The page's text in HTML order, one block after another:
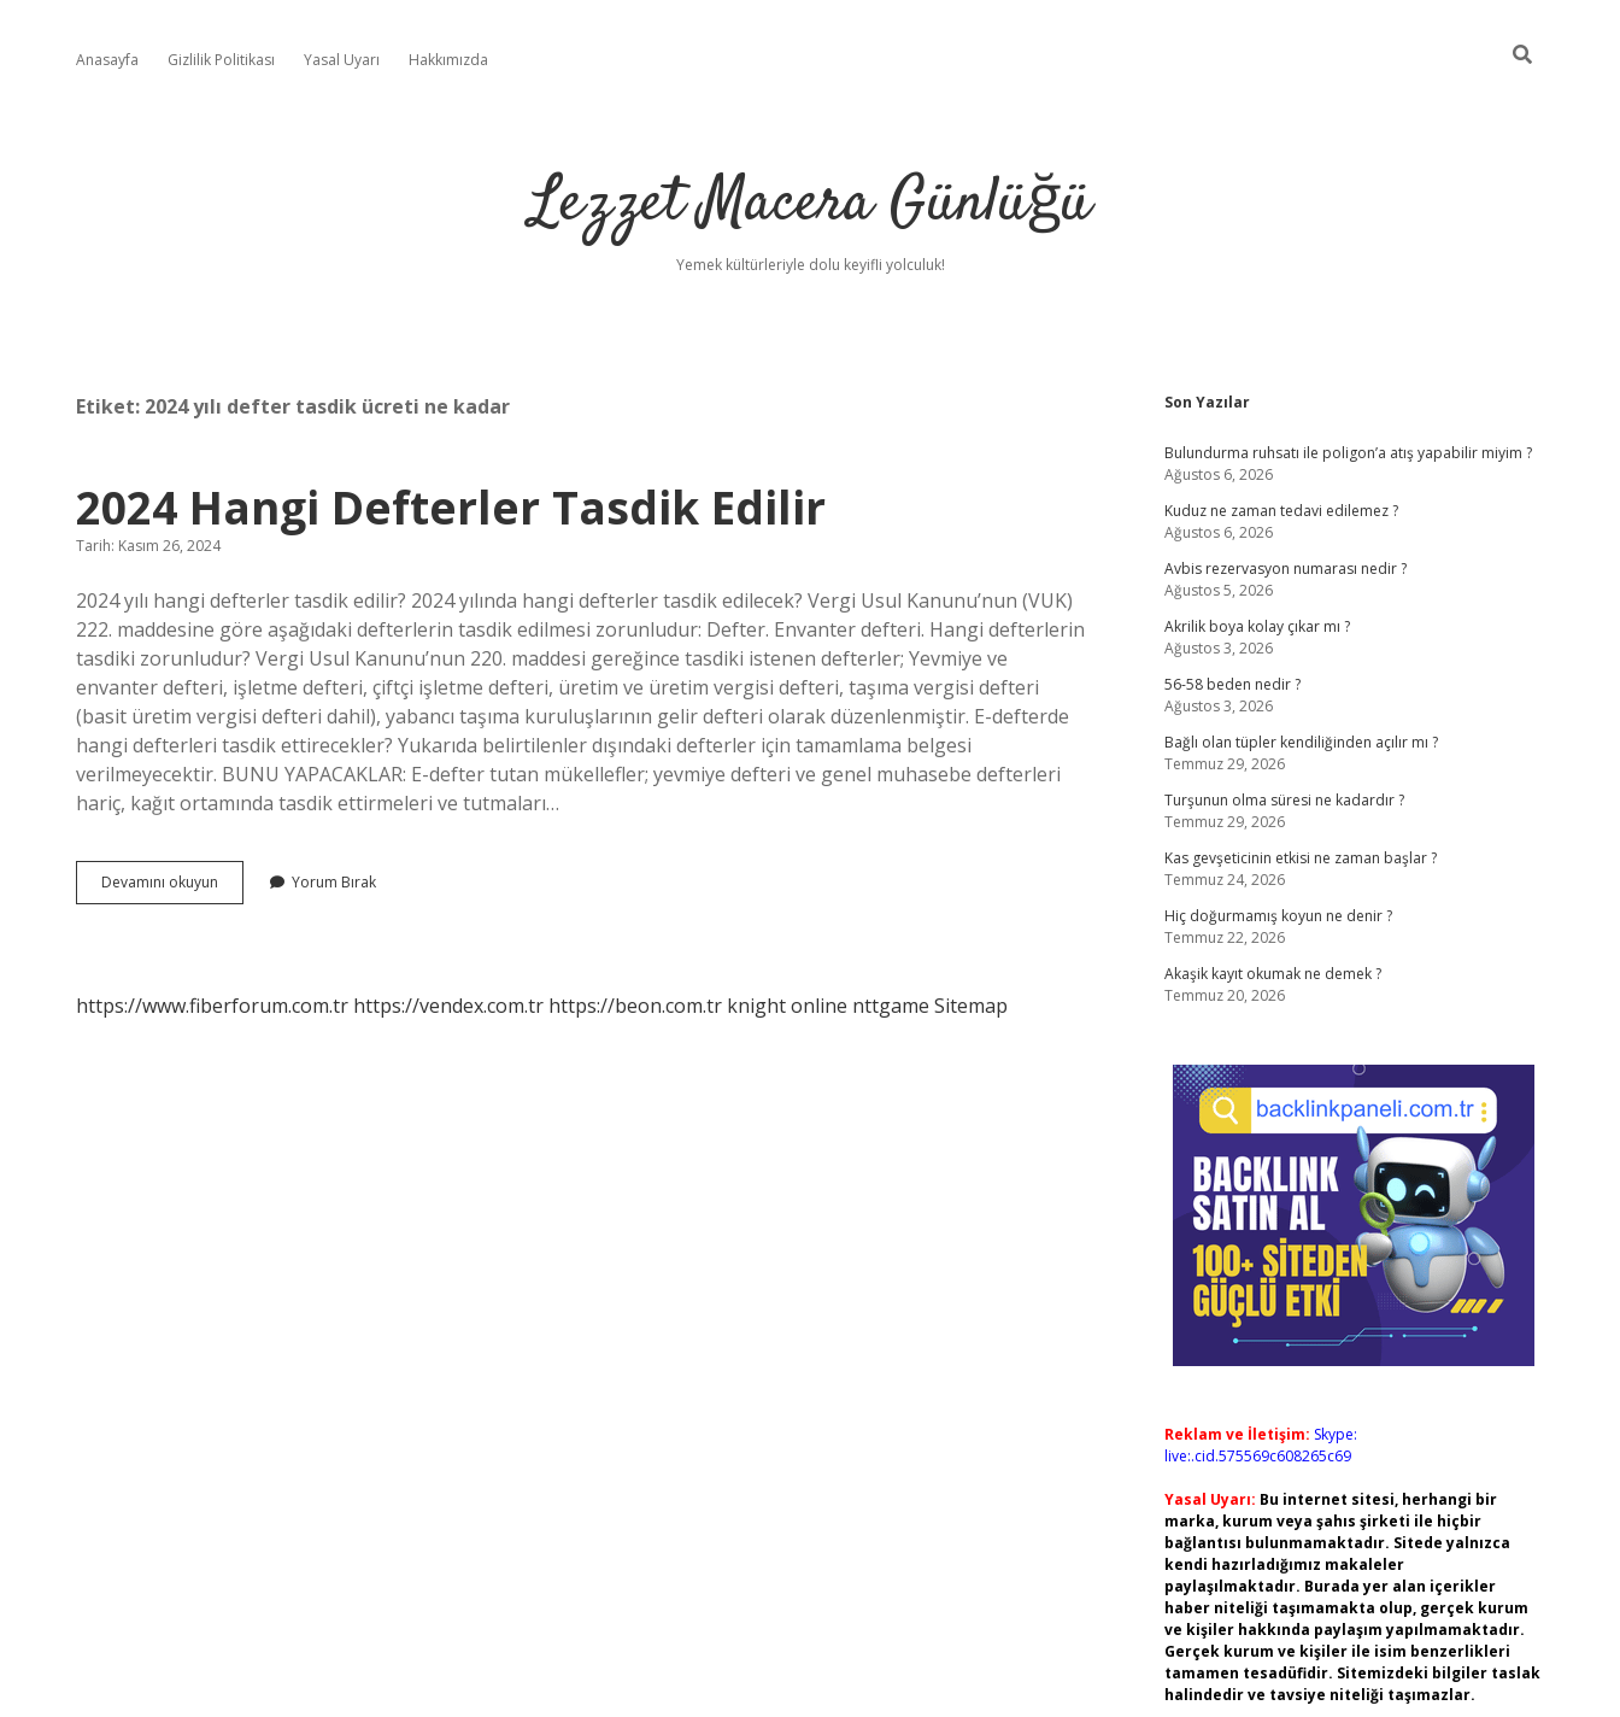
Anasayfa Gizlilik Politikası Yasal Uyarı Hakkımızda
Lezzet Macera Günlüğü
Yemek kültürleriyle dolu keyifli yolculuk!
Etiket: 2024 yılı defter tasdik ücreti ne kadar
2024 Hangi Defterler Tasdik Edilir
Tarih: Kasım 26, 2024
2024 yılı hangi defterler tasdik edilir? 2024 yılında hangi defterler tasdik edilecek? Vergi Usul Kanunu’nun (VUK)
222. maddesine göre aşağıdaki defterlerin tasdik edilmesi zorunludur: Defter. Envanter defteri. Hangi defterlerin
tasdiki zorunludur? Vergi Usul Kanunu’nun 220. maddesi gereğince tasdiki istenen defterler; Yevmiye ve
envanter defteri, işletme defteri, çiftçi işletme defteri, üretim ve üretim vergisi defteri, taşıma vergisi defteri
(basit üretim vergisi defteri dahil), yabancı taşıma kuruluşlarının gelir defteri olarak düzenlenmiştir. E-defterde
hangi defterleri tasdik ettirecekler? Yukarıda belirtilenler dışındaki defterler için tamamlama belgesi
verilmeyecektir. BUNU YAPACAKLAR: E-defter tutan mükellefler; yevmiye defteri ve genel muhasebe defterleri
hariç, kağıt ortamında tasdik ettirmeleri ve tutmaları…
Devamını okuyun
Hangi
Yorum Bırak
https://www.fiberforum.com.tr https://vendex.com.tr https://beon.com.tr knight online nttgame Sitemap
Sidebar
Son Yazılar
Bulundurma ruhsatı ile poligon’a atış yapabilir miyim ?
Ağustos 6, 2026
Kuduz ne zaman tedavi edilemez ?
Ağustos 6, 2026
Avbis rezervasyon numarası nedir ?
Ağustos 5, 2026
Akrilik boya kolay çıkar mı ?
Ağustos 3, 2026
56-58 beden nedir ?
Ağustos 3, 2026
Bağlı olan tüpler kendiliğinden açılır mı ?
Temmuz 29, 2026
Turşunun olma süresi ne kadardır ?
Temmuz 29, 2026
Kas gevşeticinin etkisi ne zaman başlar ?
Temmuz 24, 2026
Hiç doğurmamış koyun ne denir ?
Temmuz 22, 2026
Akaşik kayıt okumak ne demek ?
Temmuz 20, 2026
Reklam ve İletişim: Skype:
live:.cid.575569c608265c69
Yasal Uyarı: Bu internet sitesi, herhangi bir
marka, kurum veya şahıs şirketi ile hiçbir
bağlantısı bulunmamaktadır. Sitede yalnızca
kendi hazırladığımız makaleler
paylaşılmaktadır. Burada yer alan içerikler
haber niteliği taşımamakta olup, gerçek kurum
ve kişiler hakkında paylaşım yapılmamaktadır.
Gerçek kurum ve kişiler ile isim benzerlikleri
tamamen tesadüfidir. Sitemizdeki bilgiler taslak
halindedir ve tavsiye niteliği taşımazlar.